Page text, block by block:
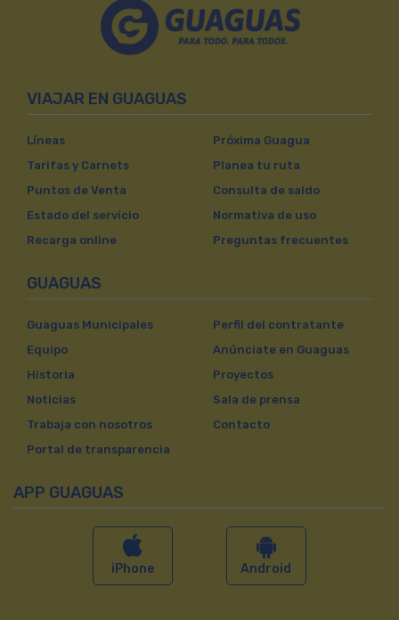
VIAJAR EN GUAGUAS
Líneas
Tarifas y Carnets
Puntos de Venta
Estado del servicio
Recarga online
Próxima Guagua
Planea tu ruta
Consulta de saldo
Normativa de uso
Preguntas frecuentes
GUAGUAS
Guaguas Municipales
Equipo
Historia
Noticias
Trabaja con nosotros
Portal de transparencia
Perfil del contratante
Anúnciate en Guaguas
Proyectos
Sala de prensa
Contacto
APP GUAGUAS
iPhone Android